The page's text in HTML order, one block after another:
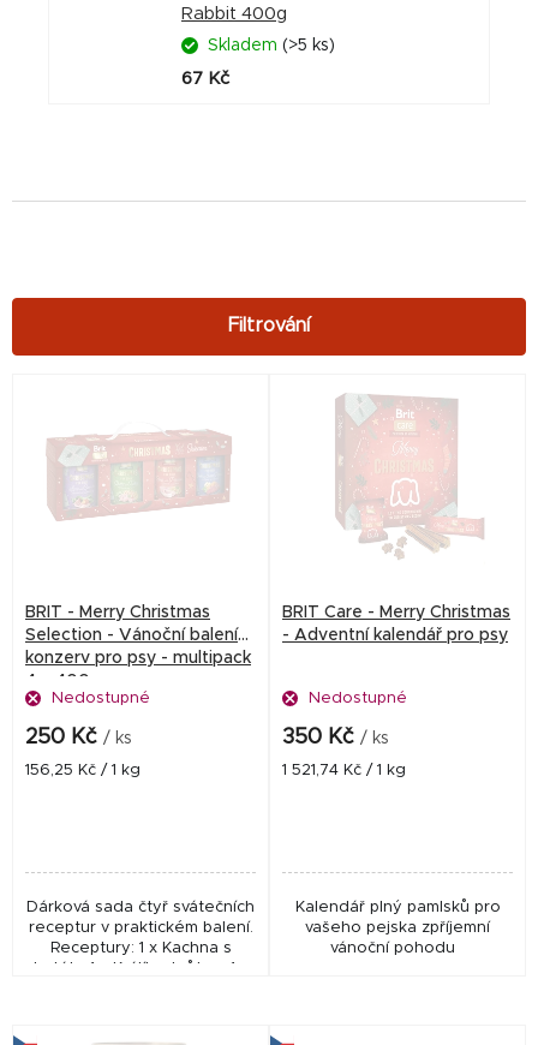
Rabbit 400g
Skladem (>5 ks)
67 Kč
o
d
BRIT - Merry Christmas
Selection - Vánoční balení
konzerv pro psy - multipack
4 x 400 g
Nedostupné
250 Kč / ks
Měrná
156,25 Kč / 1 kg
Dárková sada čtyř svátečních
receptur v praktickém balení.
Receptury: 1 x Kachna s
batáty, 1 x Králík s krůtou, 1 x
BRIT Care - Merry Christmas
- Adventní kalendář pro psy
Nedostupné
350 Kč / ks
Měrná
1 521,74 Kč / 1 kg
Kalendář plný pamlsků pro
vašeho pejska zpříjemní
vánoční pohodu